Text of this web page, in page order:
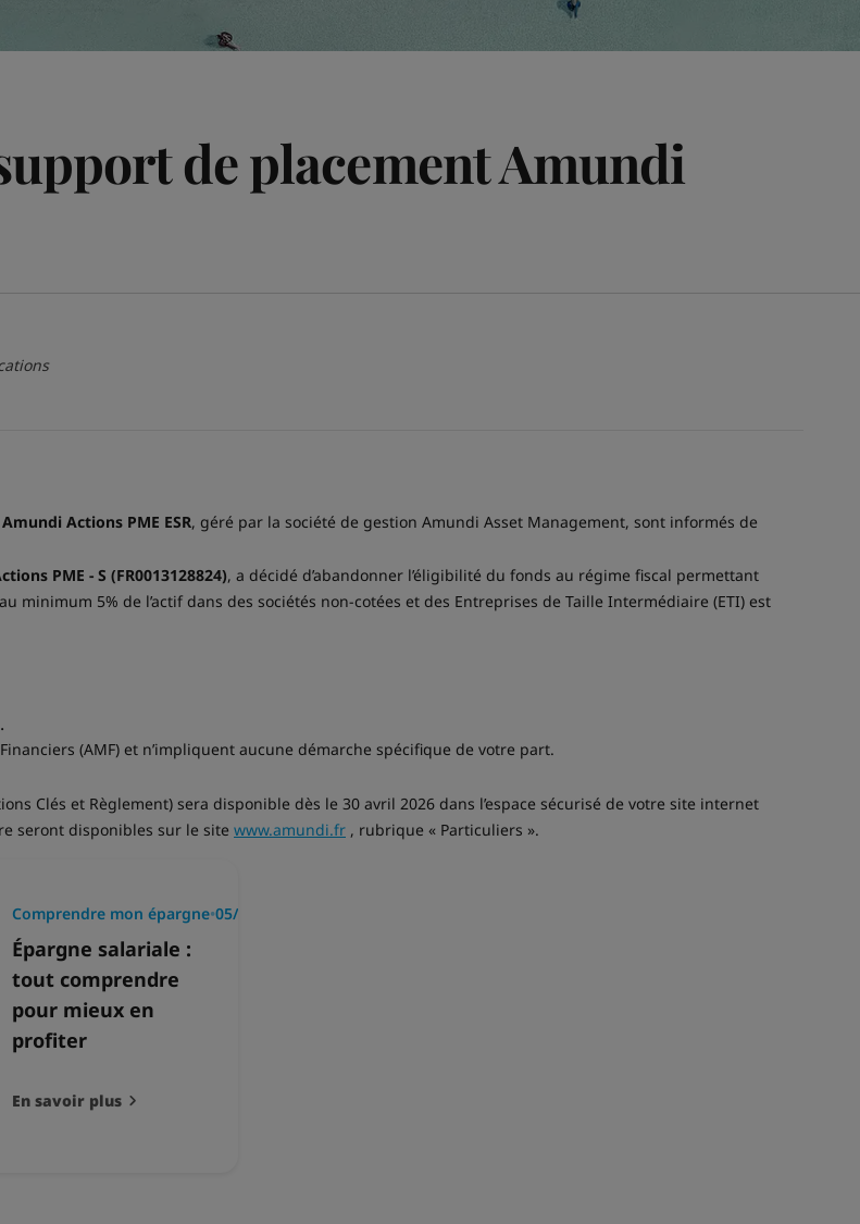
de placement Amundi
Amundi Actions PME ESR, géré par la société de gestion Amundi Asset Management, sont informés de
PME - S (FR0013128824), a décidé d’abandonner l’éligibilité du fonds au régime fiscal permettant
minimum 5% de l’actif dans des sociétés non-cotées et des Entreprises de Taille Intermédiaire (ETI) est
(AMF) et n’impliquent aucune démarche spécifique de votre part.
Clés et Règlement) sera disponible dès le 30 avril 2026 dans l’espace sécurisé de votre site internet
seront disponibles sur le site www.amundi.fr , rubrique « Particuliers ».
Comprendre mon épargne•05/06/2026
Épargne salariale :
tout comprendre
pour mieux en
profiter
En savoir plus